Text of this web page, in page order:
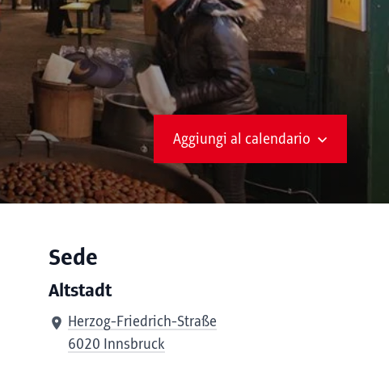
Aggiungi al calendario
Sede
Altstadt
Herzog-Friedrich-Straße
6020 Innsbruck